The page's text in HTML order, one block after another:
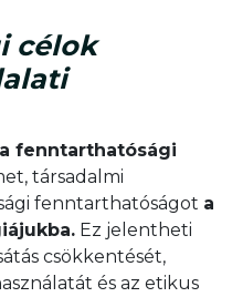
célok
fenntarthatósági
társadalmi
fenntarthatóságot a
Ez jelentheti
csökkentését,
és az etikus